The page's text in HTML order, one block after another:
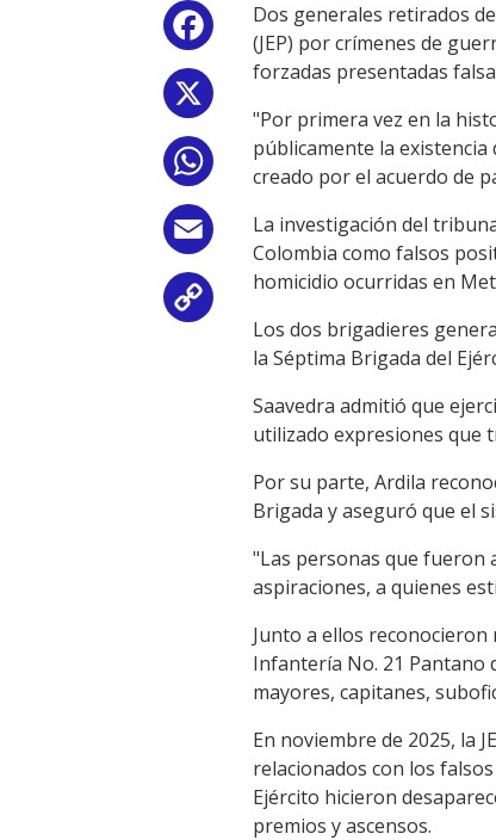
Facebook
WhatsApp
Email
Link
Dos generales retirados
(JEP) por crímenes de
forzadas presentadas
"Por primera vez en la
públicamente la
creado por el acuerdo de
La investigación del
Colombia como falsos
homicidio ocurridas en
Los dos brigadieres
la Séptima Brigada del
Saavedra admitió que
utilizado expresiones que
Por su parte, Ardila
Brigada y aseguró que el
"Las personas que fueron
aspiraciones, a quienes
Junto a ellos
Infantería No. 21 Pantano
mayores, capitanes,
En noviembre de 2025, la
relacionados con los
Ejército hicieron
premios y ascensos.